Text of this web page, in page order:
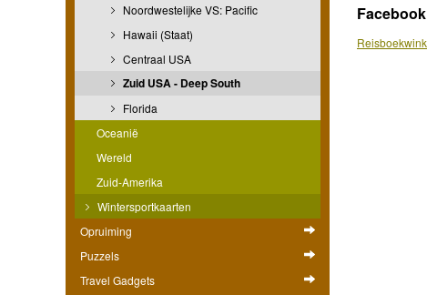
Noordwestelijke VS: Pacific
Hawaii (Staat)
Centraal USA
Zuid USA - Deep South
Florida
Oceanië
Wereld
Zuid-Amerika
Wintersportkaarten
Opruiming
Puzzels
Travel Gadgets
Facebook